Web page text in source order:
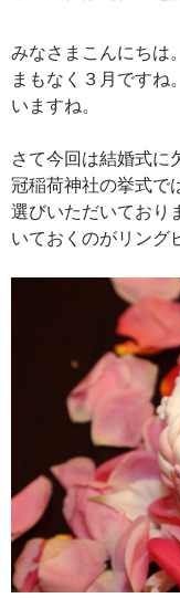
みなさまこんにちは
まもなく３月ですね
いますね。
さて今回は結婚式に
冠稲荷神社の挙式で
選びいただいており
いておくのがリング